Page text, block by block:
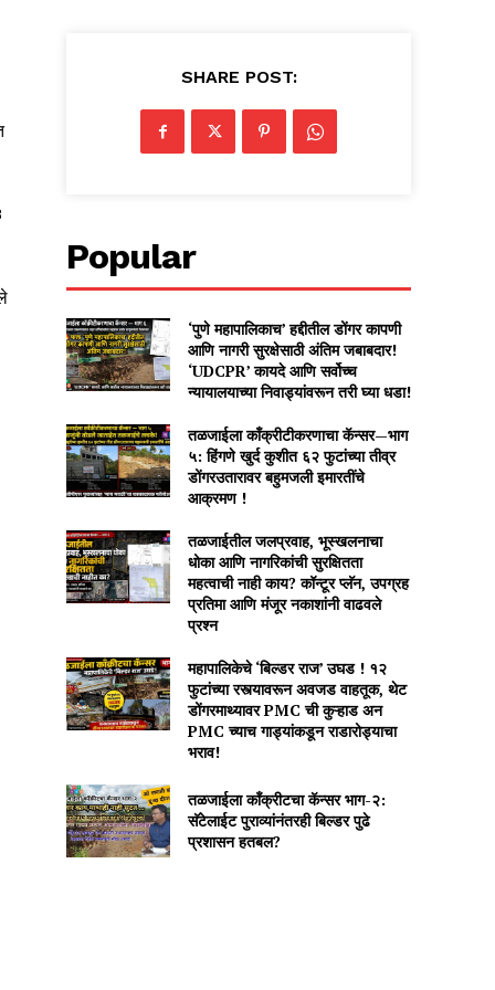
SHARE POST:
Popular
‘पुणे महापालिकाच’ हद्दीतील डोंगर कापणी
आणि नागरी सुरक्षेसाठी अंतिम जबाबदार!
‘UDCPR’ कायदे आणि सर्वोच्च
न्यायालयाच्या निवाड्यांवरून तरी घ्या धडा!
तळजाईला काँक्रीटीकरणाचा कॅन्सर—भाग
५: हिंगणे खुर्द कुशीत ६२ फुटांच्या तीव्र
डोंगरउतारावर बहुमजली इमारतींचे
आक्रमण !
तळजाईतील जलप्रवाह, भूस्खलनाचा
धोका आणि नागरिकांची सुरक्षितता
महत्वाची नाही काय? कॉन्टूर प्लॅन, उपग्रह
प्रतिमा आणि मंजूर नकाशांनी वाढवले
प्रश्न
महापालिकेचे ‘बिल्डर राज’ उघड ! १२
फुटांच्या रस्त्यावरून अवजड वाहतूक, थेट
डोंगरमाथ्यावर PMC ची कुऱ्हाड अन
PMC च्याच गाड्यांकडून राडारोड्याचा
भराव!
तळजाईला कॉंक्रीटचा कॅन्सर भाग-२:
सॅटेलाईट पुराव्यांनंतरही बिल्डर पुढे
प्रशासन हतबल?